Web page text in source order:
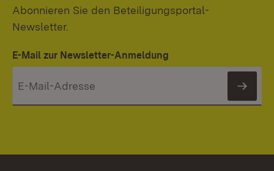
Abonnieren Sie den Beteiligungsportal-
Newsletter.
E-Mail zur Newsletter-Anmeldung